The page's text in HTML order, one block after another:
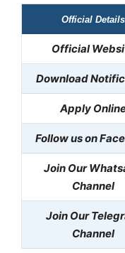
Official Details
Official
Download
Apply
Follow us on
Join Our
Channel
Join Our
Channel